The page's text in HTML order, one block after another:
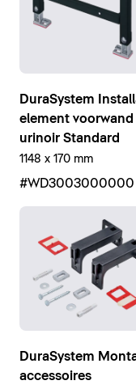
DuraSystem
element voorwand
urinoir Standard
1148 x 170 mm
#WD3003000000
DuraSystem
accessoires